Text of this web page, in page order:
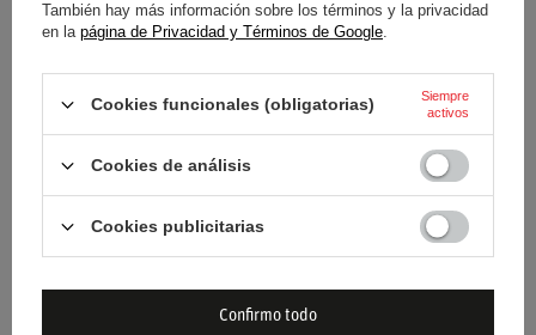
SILLA INFANTIL OXIMO V2
AZUL
SILLA INFANTIL OXIMO V2
NEGRO
23,00 €
También hay más información sobre los términos y la privacidad
en la página de Privacidad y Términos de Google.
Cookies funcionales (obligatorias)
Siempre
activos
Cookies de análisis
Cookies publicitarias
Confirmo todo